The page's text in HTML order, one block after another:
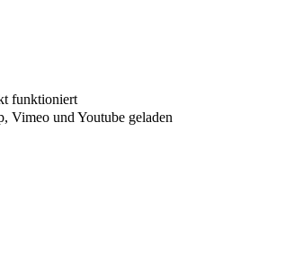
funktioniert
Vimeo und Youtube geladen